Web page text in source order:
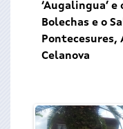
‘Augalingua’
Bolechas e o
Pontecesures,
Celanova